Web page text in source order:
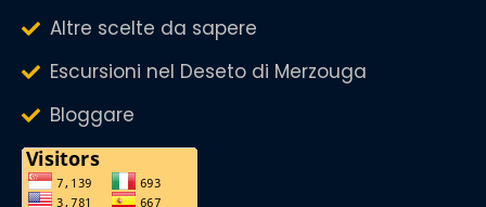
Altre scelte da sapere
Escursioni nel Deseto di Merzouga
Bloggare